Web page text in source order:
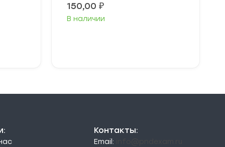
150,00 ₽
В наличии
Контакты:
Email: